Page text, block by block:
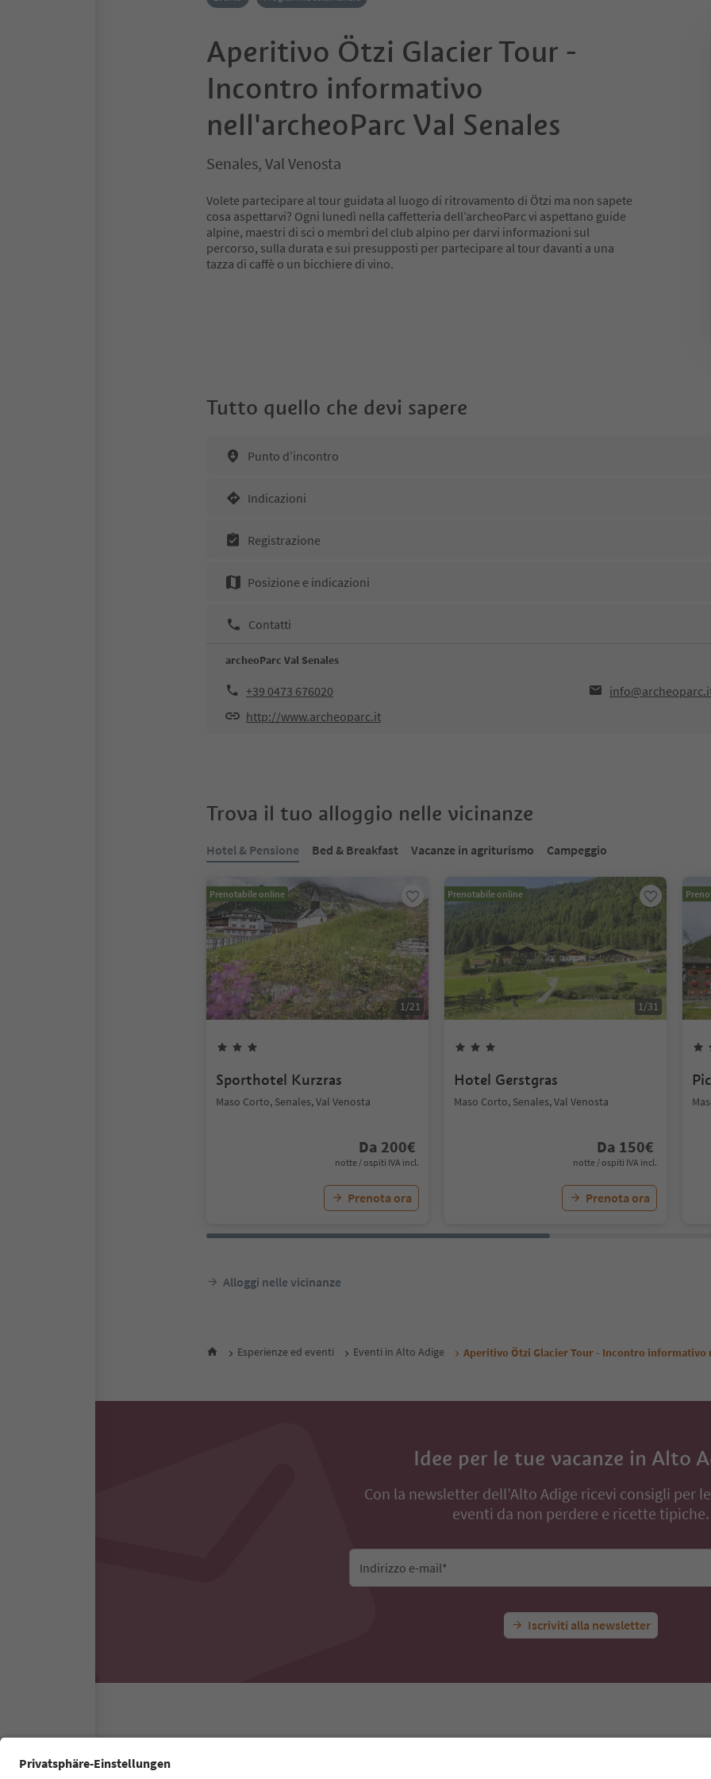
Aperitivo Ötzi Glacier Tour -
Incontro informativo
nell'archeoParc Val Senales
Senales, Val Venosta
Volete partecipare al tour guidata al luogo di ritrovamento di Ötzi ma non sapete
cosa aspettarvi? Ogni lunedì nella caffetteria dell’archeoParc vi aspettano guide
alpine, maestri di sci o membri del club alpino per darvi informazioni sul
percorso, sulla durata e sui presupposti per partecipare al tour davanti a una
tazza di caffè o un bicchiere di vino.
Tutto quello che devi sapere
Punto d’incontro
Indicazioni
Registrazione
Posizione e indicazioni
Contatti
archeoParc Val Senales
+39 0473 676020
http://www.archeoparc.it
Trova il tuo alloggio nelle vicinanze
Hotel & Pensione Bed & Breakfast Vacanze in agriturismo Campeggio
Prenotabile online
1/21
Sporthotel Kurzras
Maso Corto, Senales, Val Venosta
Da 200€
notte / ospiti IVA incl.
Prenota ora
Prenotabile online
1/31
Hotel Gerstgras
Maso Corto, Senales, Val Venosta
Da 150€
notte / ospiti IVA incl.
Prenota ora
Alloggi nelle vicinanze
Esperienze ed eventi Eventi in Alto Adige Aperitivo Ötzi Glacier Tour - Incontro informativo
Idee per le tue vacanze in Alto
Con la newsletter dell’Alto Adige ricevi consigli per
eventi da non perdere e ricette tipiche.
Indirizzo e-mail*
Iscriviti alla newsletter